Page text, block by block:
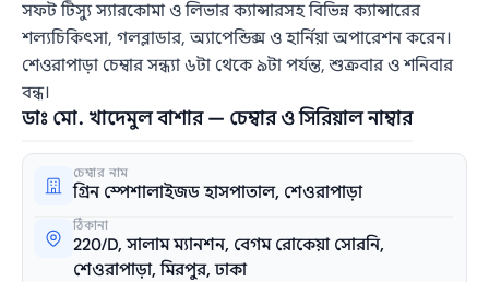
সফট টিস্যু স্যারকোমা ও লিভার ক্যান্সারসহ বিভিন্ন ক্যান্সারের
শল্যচিকিৎসা, গলব্লাডার, অ্যাপেন্ডিক্স ও হার্নিয়া অপারেশন করেন।
শেওরাপাড়া চেম্বার সন্ধ্যা ৬টা থেকে ৯টা পর্যন্ত, শুক্রবার ও শনিবার
বন্ধ।
ডাঃ মো. খাদেমুল বাশার — চেম্বার ও সিরিয়াল নাম্বার
চেম্বার নাম
গ্রিন স্পেশালাইজড হাসপাতাল, শেওরাপাড়া
ঠিকানা
220/D, সালাম ম্যানশন, বেগম রোকেয়া সোরনি,
শেওরাপাড়া, মিরপুর, ঢাকা